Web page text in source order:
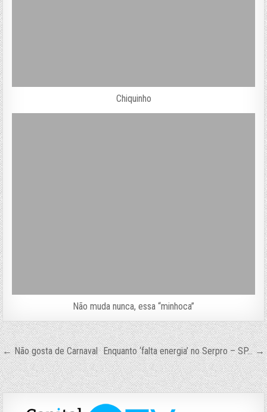
Chiquinho
Não muda nunca, essa “minhoca”
Navegação
de
Post
← Não gosta de Carnaval Enquanto ‘falta energia’ no Serpro – SP… →